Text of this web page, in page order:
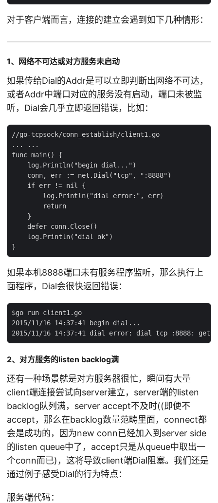
对于客户端而言，连接的建立会遇到如下几种情形：
1、网络不可达或对方服务未启动
如果传给Dial的Addr是可以立即判断出网络不可达，
或者Addr中端口对应的服务没有启动，端口未被监
听，Dial会几乎立即返回错误，比如：
//go-tcpsock/conn_establish/client1.go
... ...
func main() {
    log.Println("begin dial...")
    conn, err := net.Dial("tcp", ":8888")
    if err != nil {
        log.Println("dial error:", err)
        return
    }
    defer conn.Close()
    log.Println("dial ok")
如果本机8888端口未有服务程序监听，那么执行上
面程序，Dial会很快返回错误：
$go run client1.go
2015/11/16 14:37:41 begin dial...
2、对方服务的listen backlog满
还有一种场景就是对方服务器很忙，瞬间有大量
client端连接尝试向server建立，server端的listen
backlog队列满，server accept不及时((即便不
accept，那么在backlog数量范畴里面，connect都
会是成功的，因为new conn已经加入到server side
的listen queue中了，accept只是从queue中取出一
个conn而已)，这将导致client端Dial阻塞。我们还是
通过例子感受Dial的行为特点：
服务端代码：